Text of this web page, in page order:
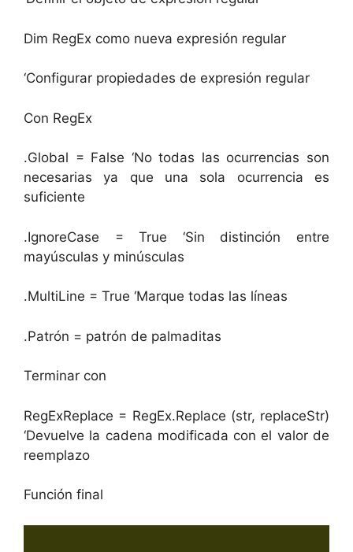
Dim RegEx como nueva expresión regular
‘Configurar propiedades de expresión regular
Con RegEx
.Global = False ‘No todas las ocurrencias son
necesarias ya que una sola ocurrencia es
suficiente
.IgnoreCase = True ‘Sin distinción entre
mayúsculas y minúsculas
.MultiLine = True ‘Marque todas las líneas
.Patrón = patrón de palmaditas
Terminar con
RegExReplace = RegEx.Replace (str, replaceStr)
‘Devuelve la cadena modificada con el valor de
reemplazo
Función final